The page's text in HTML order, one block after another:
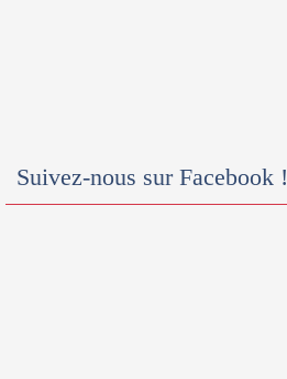
Suivez-nous sur Facebook !